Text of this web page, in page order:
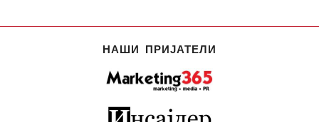
НАШИ ПРИЈАТЕЛИ